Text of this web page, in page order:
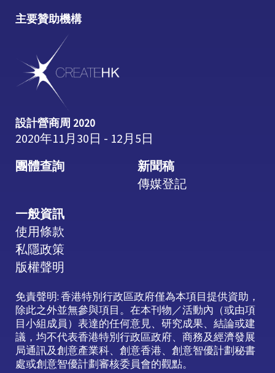
主要贊助機構
設計營商周 2020
2020年11月30日 - 12月5日
團體查詢
新聞稿
傳媒登記
一般資訊
使用條款
私隱政策
版權聲明
免責聲明: 香港特別行政區政府僅為本項目提供資助，
除此之外並無參與項目。在本刊物／活動內（或由項
目小組成員）表達的任何意見、研究成果、結論或建
議，均不代表香港特別行政區政府、商務及經濟發展
局通訊及創意產業科、創意香港、創意智優計劃秘書
處或創意智優計劃審核委員會的觀點。